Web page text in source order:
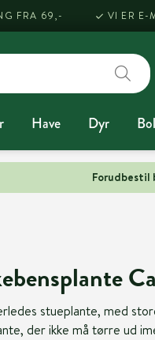
Forudbestil
FRA 69,- VI ER E-
Have Dyr
stueplante, med
der ikke må tørre ud